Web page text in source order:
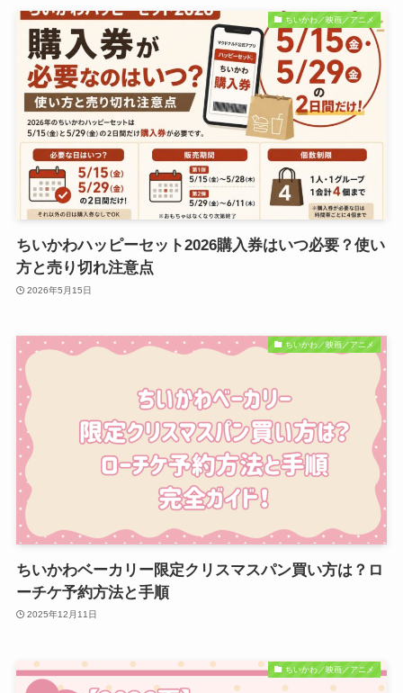
ちいかわ／映画／アニメ
ちいかわハッピーセット2026購入券はいつ必要？使い
方と売り切れ注意点
2026年5月15日
ちいかわ／映画／アニメ
ちいかわベーカリー限定クリスマスパン買い方は？ロ
ーチケ予約方法と手順
2025年12月11日
ちいかわ／映画／アニメ